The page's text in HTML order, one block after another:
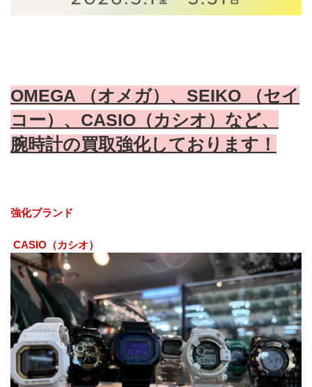
OMEGA （オメガ）、SEIKO （セイ
コー）、CASIO（カシオ）など、
腕時計の買取強化しております！
強化ブランド
CASIO（カシオ）